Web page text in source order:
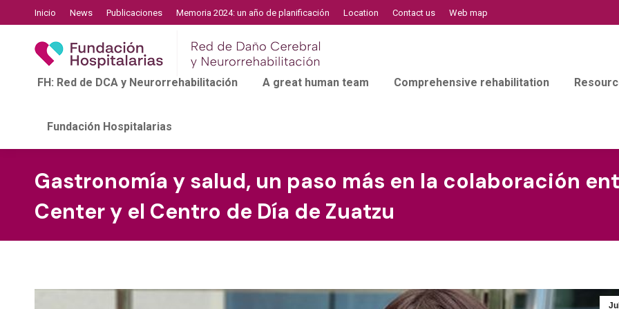
Inicio News Publicaciones Memoria 2024: un año de planificación Location Contact us Web map
FH: Red de DCA y Neurorrehabilitación A great human team Comprehensive rehabilitation
Fundación Hospitalarias
Gastronomía y salud, un paso más en la colaboración
Center y el Centro de Día de Zuatzu
Jul